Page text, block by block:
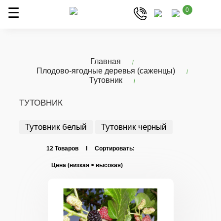
0
Главная
Плодово-ягодные деревья (саженцы)
Тутовник
ТУТОВНИК
Тутовник белый Тутовник черный
12 Товаров I Сортировать: